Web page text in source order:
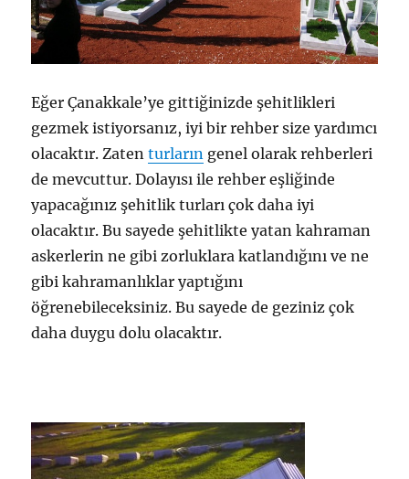
Eğer Çanakkale’ye gittiğinizde şehitlikleri
gezmek istiyorsanız, iyi bir rehber size yardımcı
olacaktır. Zatenturların genel olarak rehberleri
de mevcuttur. Dolayısı ile rehber eşliğinde
yapacağınız şehitlik turları çok daha iyi
olacaktır. Bu sayede şehitlikte yatan kahraman
askerlerin ne gibi zorluklara katlandığını ve ne
gibi kahramanlıklar yaptığını
öğrenebileceksiniz. Bu sayede de geziniz çok
daha duygu dolu olacaktır.